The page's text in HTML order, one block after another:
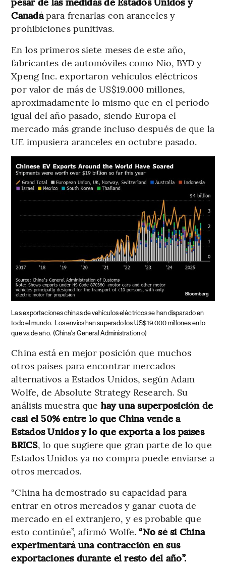
Canadápara frenarlas con aranceles y
prohibiciones punitivas.
En los primeros siete meses de este año,
fabricantes de automóviles como Nio, BYD y
Xpeng Inc. exportaron vehículos eléctricos
por valor de más de US$19.000 millones,
aproximadamente lo mismo que en el período
igual del año pasado, siendo Europa el
mercado más grande incluso después de que la
UE impusiera aranceles en octubre pasado.
Las exportaciones chinas de vehículos eléctricos se han disparado en
todo el mundo.
Los envíos han superado los US$19.000 millones en lo
que va de año. (China's General Administration o)
China está en mejor posición que muchos
otros países para encontrar mercados
alternativos a Estados Unidos, según Adam
Wolfe, de Absolute Strategy Research. Su
análisis muestra que hay una superposición de
casi el 50% entre lo que China vende a
Estados Unidos y lo que exporta a los países
BRICS, lo que sugiere que gran parte de lo que
Estados Unidos ya no compra puede enviarse a
otros mercados.
“China ha demostrado su capacidad para
entrar en otros mercados y ganar cuota de
mercado en el extranjero, y es probable que
esto continúe”, afirmó Wolfe.“No sé si China
experimentará una contracción en sus
exportaciones durante el resto del año”.